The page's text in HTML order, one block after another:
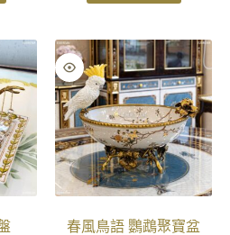
春風鳥語 鸚鵡聚寶盆